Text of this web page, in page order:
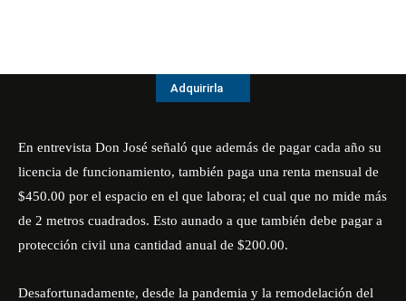
Adquirirla
En entrevista Don José señaló que además de pagar cada año su
licencia de funcionamiento, también paga una renta mensual de
$450.00 por el espacio en el que labora; el cual que no mide más
de 2 metros cuadrados. Esto aunado a que también debe pagar a
protección civil una cantidad anual de $200.00.
Desafortunadamente, desde la pandemia y la remodelación del